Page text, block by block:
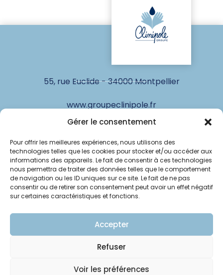
Gérer le consentement
Pour offrir les meilleures expériences, nous utilisons des
technologies telles que les cookies pour stocker et/ou accéder aux
informations des appareils. Le fait de consentir à ces technologies
nous permettra de traiter des données telles que le comportement
de navigation ou les ID uniques sur ce site. Le fait de ne pas
consentir ou de retirer son consentement peut avoir un effet négatif
sur certaines caractéristiques et fonctions.
Accepter
Refuser
Voir les préférences
55, rue Euclide - 34000 Montpellier
www.groupeclinipole.fr
© Clinipole
Annuaire praticiens
Presse
Plan du site
Mentions légales